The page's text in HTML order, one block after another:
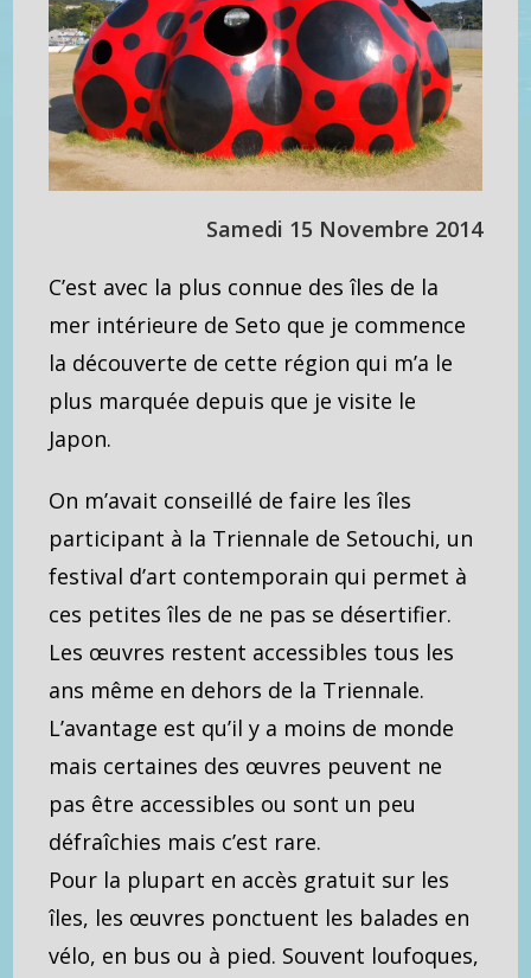
Samedi 15 Novembre 2014
C’est avec la plus connue des îles de la
mer intérieure de Seto que je commence
la découverte de cette région qui m’a le
plus marquée depuis que je visite le
Japon.
On m’avait conseillé de faire les îles
participant à la Triennale de Setouchi, un
festival d’art contemporain qui permet à
ces petites îles de ne pas se désertifier.
Les œuvres restent accessibles tous les
ans même en dehors de la Triennale.
L’avantage est qu’il y a moins de monde
mais certaines des œuvres peuvent ne
pas être accessibles ou sont un peu
défraîchies mais c’est rare.
Pour la plupart en accès gratuit sur les
îles, les œuvres ponctuent les balades en
vélo, en bus ou à pied. Souvent loufoques,